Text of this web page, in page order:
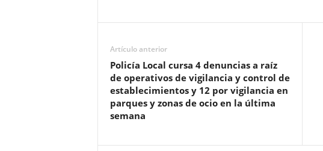
Artículo anterior
Policía Local cursa 4 denuncias a raíz
de operativos de vigilancia y control de
establecimientos y 12 por vigilancia en
parques y zonas de ocio en la última
semana